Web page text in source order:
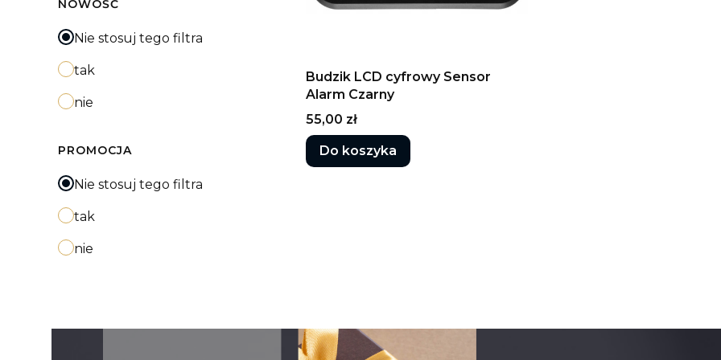
NOWOŚĆ
Nie stosuj tego filtra
tak
nie
PROMOCJA
Nie stosuj tego filtra
tak
nie
Budzik LCD cyfrowy Sensor
Alarm Czarny
Cena
55,00 zł
Do koszyka